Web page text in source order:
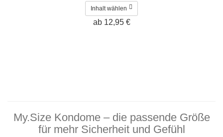
Inhalt wählen
ab 12,95 €
My.Size Kondome – die passende Größe
für mehr Sicherheit und Gefühl